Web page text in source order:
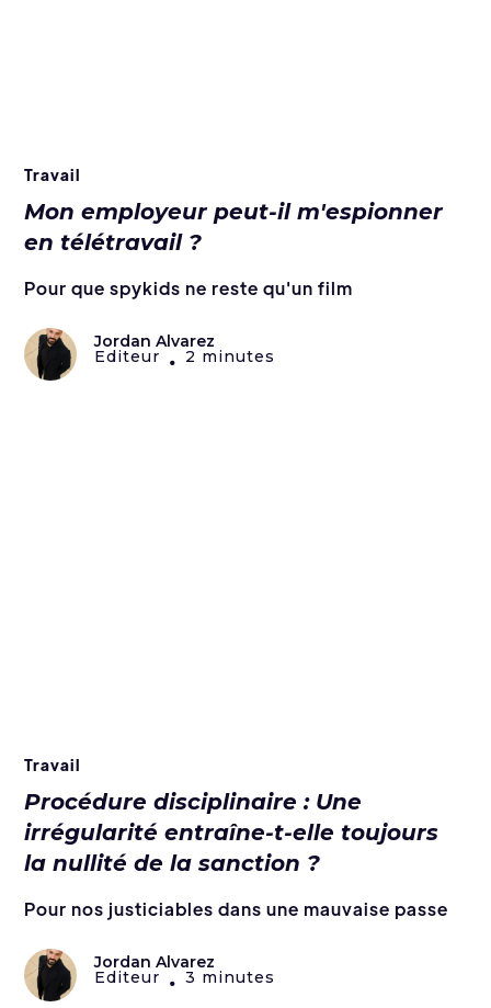
Travail
Mon employeur peut-il m'espionner
en télétravail ?
Pour que spykids ne reste qu'un film
Jordan Alvarez
Editeur • 2 minutes
Travail
Procédure disciplinaire : Une
irrégularité entraîne-t-elle toujours
la nullité de la sanction ?
Pour nos justiciables dans une mauvaise passe
Jordan Alvarez
Editeur • 3 minutes